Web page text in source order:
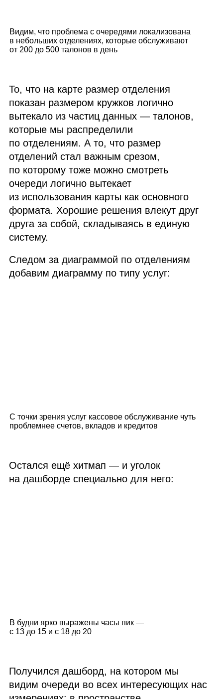
Видим, что проблема с очередями локализована
в небольших отделениях, которые обслуживают
от 200 до 500 талонов в день
То, что на карте размер отделения
показан размером кружков логично
вытекало из частиц данных — талонов,
которые мы распределили
по отделениям. А то, что размер
отделений стал важным срезом,
по которому тоже можно смотреть
очереди логично вытекает
из использования карты как основного
формата. Хорошие решения влекут друг
друга за собой, складываясь в единую
систему.
Следом за диаграммой по отделениям
добавим диаграмму по типу услуг:
С точки зрения услуг кассовое обслуживание чуть
проблемнее счетов, вкладов и кредитов
Остался ещё хитмап — и уголок
на дашборде специально для него:
В будни ярко выражены часы пик —
с 13 до 15 и с 18 до 20
Получился дашборд, на котором мы
видим очереди во всех интересующих нас